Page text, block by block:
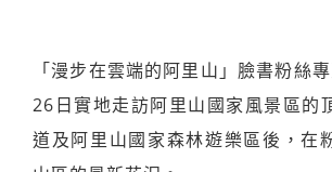
「漫步在雲端的阿里山」臉書粉絲
26日實地走訪阿里山國家風景區的
道及阿里山國家森林遊樂區後，在